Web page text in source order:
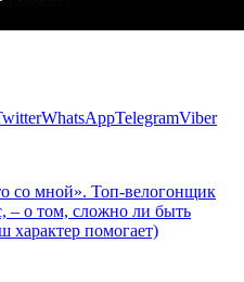
WhatsAppTelegramViber
со мной». Топ-велогонщик
– о том, сложно ли быть
помогает)